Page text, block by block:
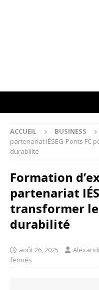
ACCUEIL BUSINESS
partenariat IÉSEG-Ponts FC
durabilité
Formation
partenariat
transformer
durabilité
août 26, 2025
fermés